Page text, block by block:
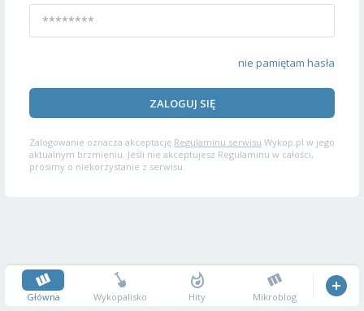
nie pamiętam hasła
ZALOGUJ SIĘ
Zalogowanie oznacza akceptację Regulaminu serwisu Wykop.pl w jego
aktualnym brzmieniu. Jeśli nie akceptujesz Regulaminu w całości,
prosimy o niekorzystanie z serwisu.
Główna Wykopalisko Hity Mikroblog